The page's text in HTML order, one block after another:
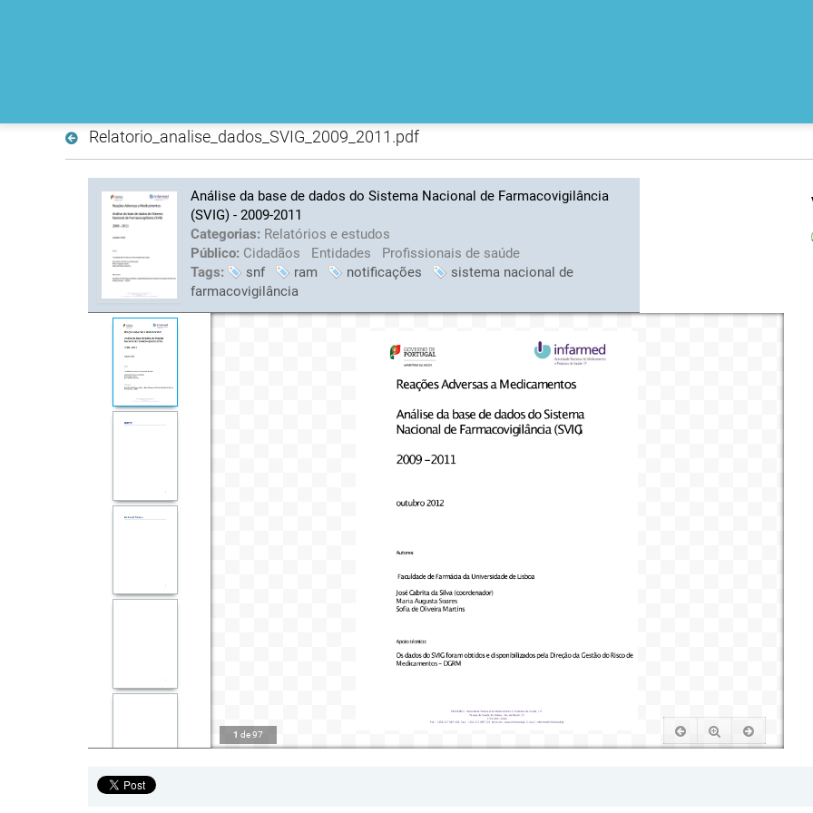
Relatorio_analise_dados_SVIG_2009_2011.pdf
Análise da base de dados do Sistema Nacional de Farmacovigilância
(SVIG) - 2009-2011
Categorias: Relatórios e estudos
Público: Cidadãos Entidades
Profissionais de saúde
Tags:
snf ram notificações
sistema nacional de
farmacovigilância
1 de97